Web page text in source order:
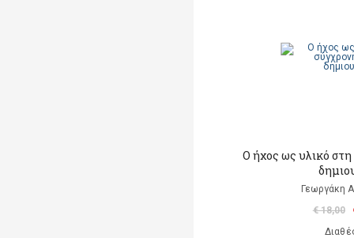
Ο ήχος ως υλικό
Γεωργάκη
€ 18,00